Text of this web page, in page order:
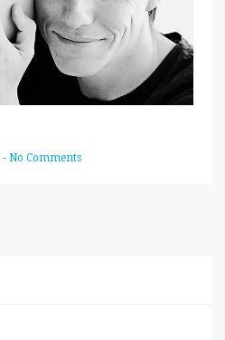
- No Comments